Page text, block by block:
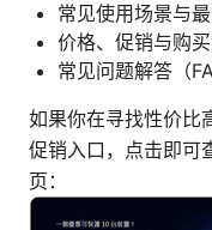
常见使用场景与
价格、促销与购
常见问题解答（
如果你在寻找性价比
促销入口，点击即可
页：